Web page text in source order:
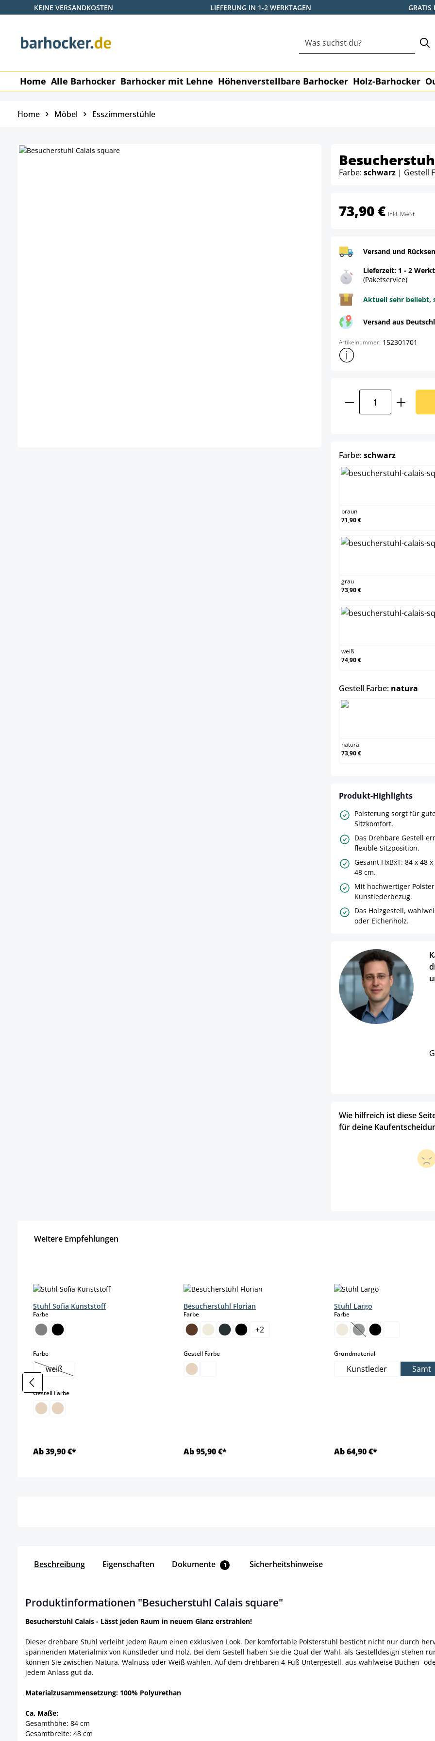
Hauptinhalt springen
Zur Suche springen
Zur Hauptnavigation springen
KEINE VERSANDKOSTEN LIEFERUNG IN 1-2 WERKTAGEN GRATIS
Home Alle Barhocker Barhocker mit Lehne Höhenverstellbare Barhocker Holz-Barhocker
Home Möbel Esszimmerstühle
Farbe: schwarz | Gestell
73,90 € inkl. MwSt.
Versand und
Lieferzeit: 1 - 2
(Paketservice)
Aktuell sehr beliebt,
Versand aus
Artikelnummer: 152301701
Weitere
Produkt Anzahl:
Farbe:schwarzauswählen
braun
71,90 €
grau
73,90 €
weiß
74,90 €
Gestell Farbe: natura
natura
73,90 €
Produkt-Highlights
Polsterung sorgt für
Sitzkomfort.
Das Drehbare Gestell
flexible Sitzposition.
Gesamt HxBxT: 84 x 48
48 cm.
Mit hochwertiger
Kunstlederbezug.
Das Holzgestell,
oder Eichenholz.
Wie hilfreich ist diese
für deine
Weitere Empfehlungen
Stuhl Sofia Kunststoff
Farbeauswählen
Farbeauswählen
weiß(Diese Option ist zurzeit nicht verfügbar.)
Gestell Farbeauswählen
Ab 39,90 €*
Besucherstuhl Florian
Farbeauswählen
+2
Gestell Farbeauswählen
Ab 95,90 €*
Stuhl Largo
Farbeauswählen
(Diese Option ist
Grundmaterialauswählen
Kunstleder Samt
Ab 64,90 €*
Beschreibung Eigenschaften Dokumente 1 Sicherheitshinweise
Produktinformationen "Besucherstuhl Calais square"
Besucherstuhl Calais - Lässt jeden Raum in neuem Glanz erstrahlen!
Dieser drehbare Stuhl verleiht jedem Raum einen exklusiven Look. Der komfortable Polsterstuhl besticht nicht nur durch
spannenden Materialmix von Kunstleder und Holz. Bei dem Gestell haben Sie die Qual der Wahl, als Gestelldesign stehen
können Sie zwischen Natura, Walnuss oder Weiß wählen. Auf dem drehbaren 4-Fuß Untergestell, aus wahlweise Buchen-
jedem Anlass gut da.
Materialzusammensetzung: 100% Polyurethan
Ca. Maße:
Gesamthöhe: 84 cm
Gesamtbreite: 48 cm